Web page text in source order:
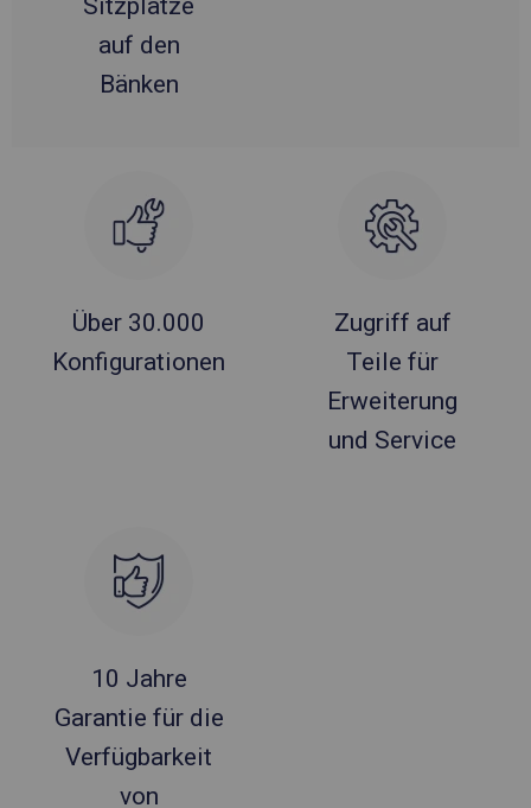
auf den
Bänken
Über 30.000
Konfigurationen
Zugriff auf
Teile für
Erweiterung
und Service
10 Jahre
Garantie für die
Verfügbarkeit
von